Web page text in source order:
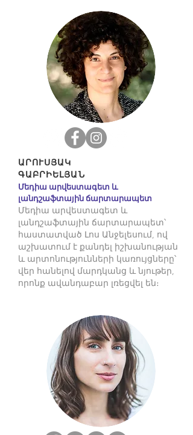
ԱՐՈՒՍՅԱԿ
ԳԱԲՐԻԵԼՅԱՆ
Մեդիա արվեստագետ և
լանդշաֆտային ճարտարապետ
Մեդիա արվեստագետ և
լանդշաֆտային ճարտարապետ՝
հաստատված Լոս Անջելեսում, ով
աշխատում է քանդել իշխանության
և արտոնությունների կառույցները՝
վեր հանելով մարդկանց և նյութեր,
որոնք ավանդաբար լռեցվել են։